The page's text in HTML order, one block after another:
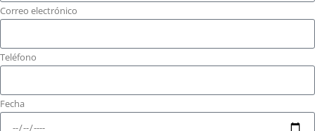
Correo electrónico
Teléfono
Fecha